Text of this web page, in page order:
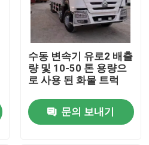
수동 변속기 유로2 배출
량 및 10-50 톤 용량으
로 사용 된 화물 트럭
문의 보내기